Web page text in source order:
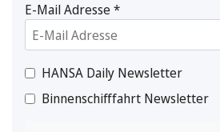
E-Mail Adresse*
HANSA Daily Newsletter
Binnenschifffahrt Newsletter